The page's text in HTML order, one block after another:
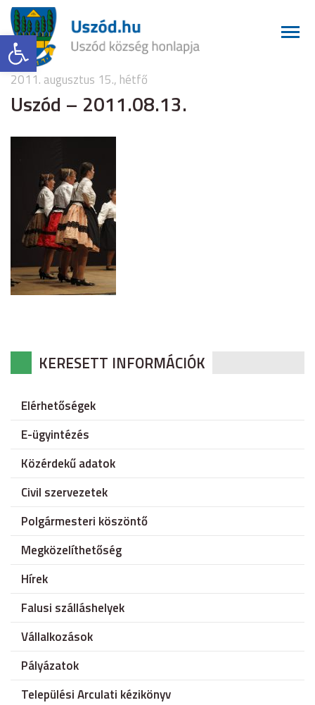
Eszköztár megnyitása
2011. augusztus 15., hétfő
Uszód – 2011.08.13.
KERESETT INFORMÁCIÓK
Elérhetőségek
E-ügyintézés
Közérdekű adatok
Civil szervezetek
Polgármesteri köszöntő
Megközelíthetőség
Hírek
Falusi szálláshelyek
Vállalkozások
Pályázatok
Települési Arculati kézikönyv